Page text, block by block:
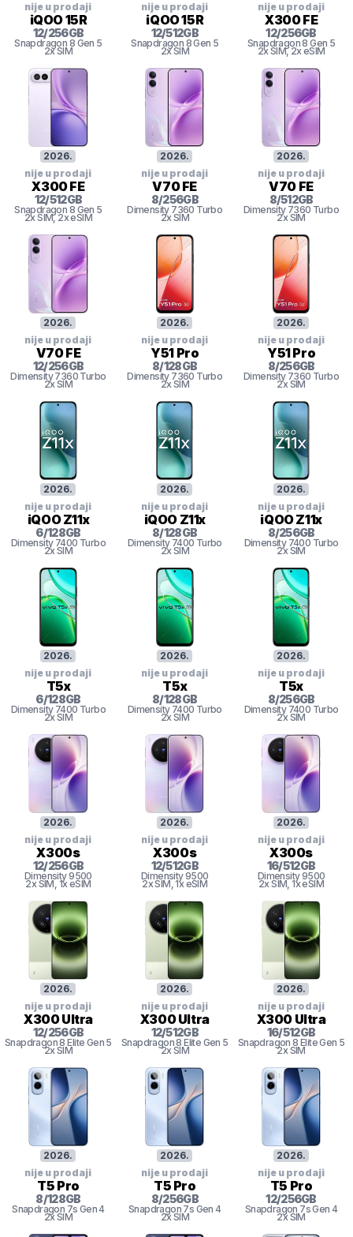
nije u prodaji
iQOO 15R
12/256GB
Snapdragon 8 Gen 5
2x SIM
nije u prodaji
iQOO 15R
12/512GB
Snapdragon 8Gen 5
2x SIM
nije u prodaji
X300 FE
12/256GB
Snapdragon 8 Gen 5
2x SIM, 2x eSIM
2026.
nije u prodaji
X300 FE
12/512GB
Snapdragon 8 Gen 5
2x SIM, 2x eSIM
2026.
nije u prodaji
V70 FE
8/256GB
Dimensity 7360 Turbo
2x SIM
2026.
nije u prodaji
V70 FE
8/512GB
Dimensity 7360 Turbo
2x SIM
2026.
nije u prodaji
V70 FE
12/256GB
Dimensity 7360 Turbo
2x SIM
2026.
nije u prodaji
Y51 Pro
8/128GB
Dimensity 7360 Turbo
2x SIM
2026.
nije u prodaji
Y51 Pro
8/256GB
Dimensity 7360 Turbo
2x SIM
2026.
nije u prodaji
iQOO Z11x
6/128GB
Dimensity 7400 Turbo
2x SIM
2026.
nije u prodaji
iQOO Z11x
8/128GB
Dimensity 7400 Turbo
2x SIM
2026.
nije u prodaji
iQOO Z11x
8/256GB
Dimensity 7400 Turbo
2x SIM
2026.
nije u prodaji
T5x
6/128GB
Dimensity 7400 Turbo
2x SIM
2026.
nije u prodaji
T5x
8/128GB
Dimensity 7400 Turbo
2x SIM
2026.
nije u prodaji
T5x
8/256GB
Dimensity 7400 Turbo
2x SIM
2026.
nije u prodaji
X300s
12/256GB
Dimensity9500
2x SIM, 1x eSIM
2026.
nije u prodaji
X300s
12/512GB
Dimensity9500
2x SIM, 1x eSIM
2026.
nije u prodaji
X300s
16/512GB
Dimensity9500
2x SIM, 1x eSIM
2026.
nije u prodaji
X300 Ultra
12/256GB
Snapdragon 8 Elite Gen 5
2x SIM
2026.
nije u prodaji
X300 Ultra
12/512GB
Snapdragon 8 Elite Gen 5
2x SIM
2026.
nije u prodaji
X300 Ultra
16/512GB
Snapdragon 8 Elite Gen 5
2x SIM
2026.
nije u prodaji
T5 Pro
8/128GB
Snapdragon 7s Gen 4
2x SIM
2026.
nije u prodaji
T5 Pro
8/256GB
Snapdragon 7s Gen 4
2x SIM
2026.
nije u prodaji
T5 Pro
12/256GB
Snapdragon 7s Gen 4
2x SIM